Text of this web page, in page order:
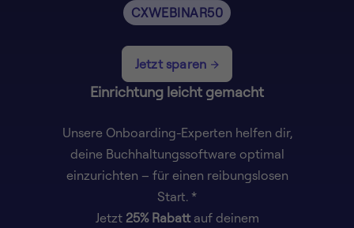
CXWEBINAR50
Jetzt sparen
Einrichtung leicht gemacht
Unsere Onboarding-Experten helfen dir,
deine Buchhaltungssoftware optimal
einzurichten – für einen reibungslosen
Start. *
Jetzt 25% Rabattauf deinem